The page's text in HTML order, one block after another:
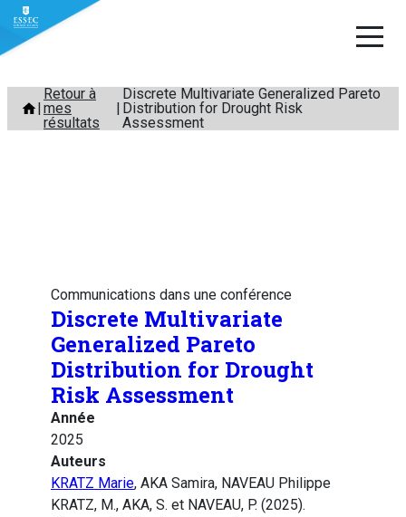
Aller
contenu
Retour à
mes
résultats
Discrete Multivariate Generalized Pareto
Distribution for Drought Risk
Assessment
Communications dans une conférence
Discrete Multivariate
Generalized Pareto
Distribution for Drought
Risk Assessment
Année
2025
Auteurs
KRATZ Marie, AKA Samira, NAVEAU Philippe
KRATZ, M., AKA, S. et NAVEAU, P. (2025).